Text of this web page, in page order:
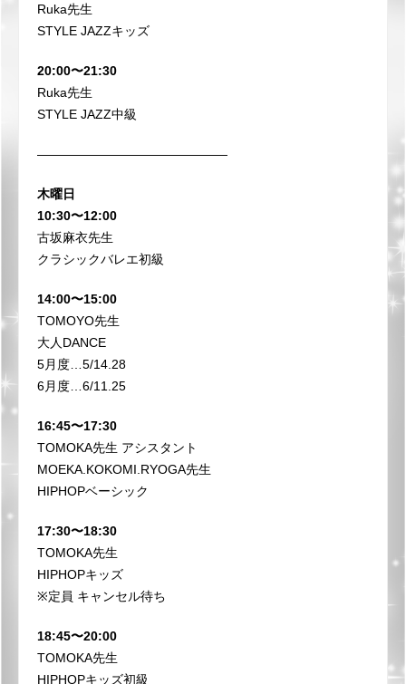
Ruka先生
STYLE JAZZキッズ
20:00〜21:30
Ruka先生
STYLE JAZZ中級
———————————————
木曜日
10:30〜12:00
古坂麻衣先生
クラシックバレエ初級
14:00〜15:00
TOMOYO先生
大人DANCE
5月度…5/14.28
6月度…6/11.25
16:45〜17:30
TOMOKA先生 アシスタント
MOEKA.KOKOMI.RYOGA先生
HIPHOPベーシック
17:30〜18:30
TOMOKA先生
HIPHOPキッズ
※定員 キャンセル待ち
18:45〜20:00
TOMOKA先生
HIPHOPキッズ初級